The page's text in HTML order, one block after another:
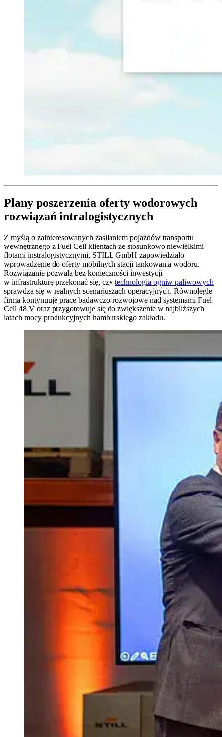
Plany poszerzenia oferty wodorowych
rozwiązań intralogistycznych
Z myślą o zainteresowanych zasilaniem pojazdów transportu
wewnętrznego z Fuel Cell klientach ze stosunkowo niewielkimi
flotami instralogistycznymi, STILL GmbH zapowiedziało
wprowadzenie do oferty mobilnych stacji tankowania wodoru.
Rozwiązanie pozwala bez konieczności inwestycji
w infrastrukturę przekonać się, czy technologia ogniw paliwowych
sprawdza się w realnych scenariuszach operacyjnych. Równolegle
firma kontynuuje prace badawczo-rozwojowe nad systemami Fuel
Cell 48 V oraz przygotowuje się do zwiększenie w najbliższych
latach mocy produkcyjnych hamburskiego zakładu.